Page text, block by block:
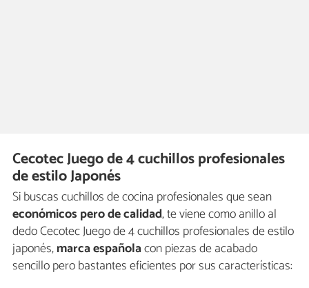
Cecotec Juego de 4 cuchillos profesionales
de estilo Japonés
Si buscas cuchillos de cocina profesionales que sean
económicos pero de calidad, te viene como anillo al
dedo Cecotec Juego de 4 cuchillos profesionales de estilo
japonés,marca españolacon piezas de acabado
sencillo pero bastantes eficientes por sus características: